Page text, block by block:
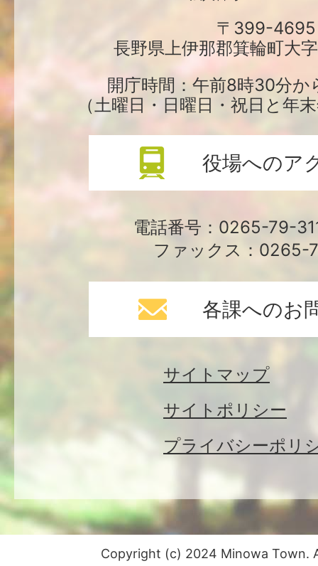
役
場
〒399-4695
長野県上伊那郡箕輪町大
開庁時間：午前8時30分か
（土曜日・日曜日・祝日と年
役場へのア
電話番号：0265-79-
ファックス：0265-
各課へのお
サイトマップ
サイトポリシー
プライバシーポリ
Copyright (c) 2024 Minowa Town.